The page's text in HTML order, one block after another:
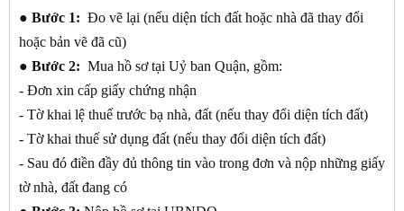
● Bước 1: Đo vẽ lại (nếu diện tích đất hoặc nhà đã thay đổi
hoặc bản vẽ đã cũ)
● Bước 2: Mua hồ sơ tại Uỷ ban Quận, gồm:
- Đơn xin cấp giấy chứng nhận
- Tờ khai lệ thuế trước bạ nhà, đất (nếu thay đổi diện tích đất)
- Tờ khai thuế sử dụng đất (nếu thay đổi diện tích đất)
- Sau đó điền đầy đủ thông tin vào trong đơn và nộp những giấy
tờ nhà, đất đang có